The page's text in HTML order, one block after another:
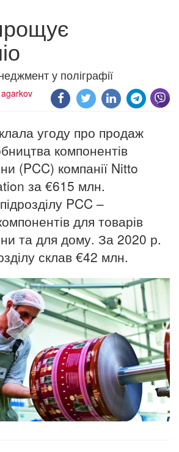
у поліграфії
agarkov
угоду про продаж
компонентів
(PCC) компанії Nitto
за €615 млн.
PCC –
для товарів
та для дому. За 2020 р.
склав €42 млн.